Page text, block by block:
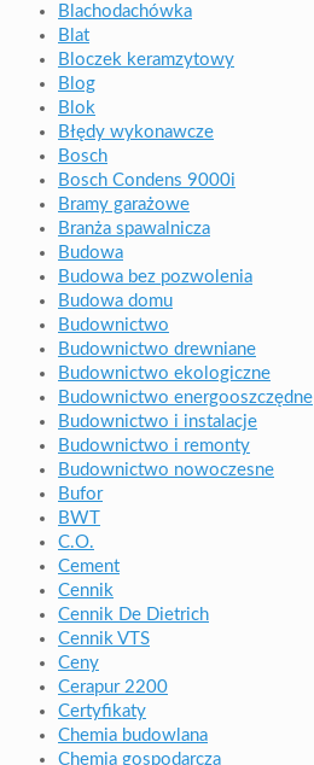
Blachodachówka
Blat
Bloczek keramzytowy
Blog
Blok
Błędy wykonawcze
Bosch
Bosch Condens 9000i
Bramy garażowe
Branża spawalnicza
Budowa
Budowa bez pozwolenia
Budowa domu
Budownictwo
Budownictwo drewniane
Budownictwo ekologiczne
Budownictwo energooszczędne
Budownictwo i instalacje
Budownictwo i remonty
Budownictwo nowoczesne
Bufor
BWT
C.O.
Cement
Cennik
Cennik De Dietrich
Cennik VTS
Ceny
Cerapur 2200
Certyfikaty
Chemia budowlana
Chemia gospodarcza